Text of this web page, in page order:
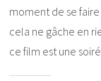
moment de se faire
cela ne gâche en
ce film est une